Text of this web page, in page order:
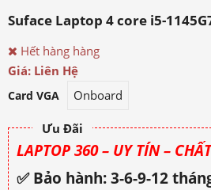
Suface Laptop 4 core i5-
Hết hàng hàng
Giá: Liên Hệ
Card VGA Onboard
Ưu Đãi
LAPTOP 360 – UY TÍN –
✅ Bảo hành: 3-6-9-12